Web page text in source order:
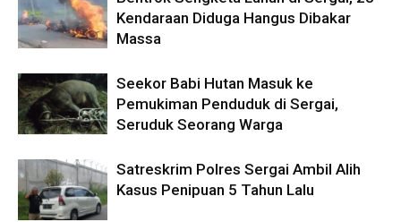
Kendaraan Diduga Hangus Dibakar
Massa
Seekor Babi Hutan Masuk ke
Pemukiman Penduduk di Sergai,
Seruduk Seorang Warga
Satreskrim Polres Sergai Ambil Alih
Kasus Penipuan 5 Tahun Lalu